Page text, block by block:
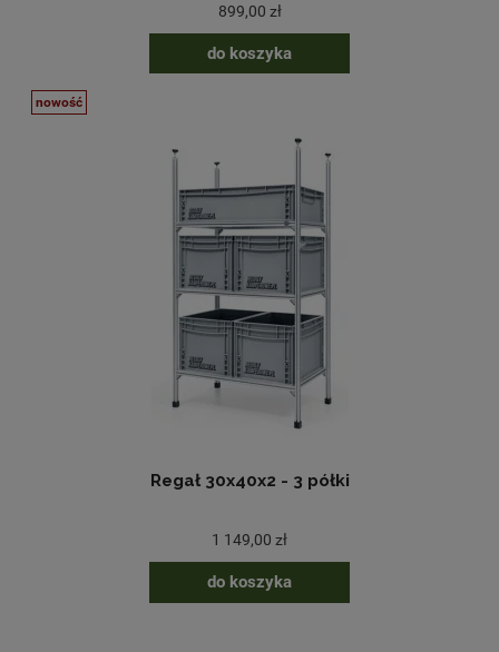
899,00 zł
do koszyka
Regał 30x40x2 - 3 półki
1 149,00 zł
do koszyka
nowość